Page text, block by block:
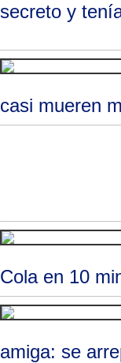
secreto y
casi mueren
Cola en 10
amiga: se